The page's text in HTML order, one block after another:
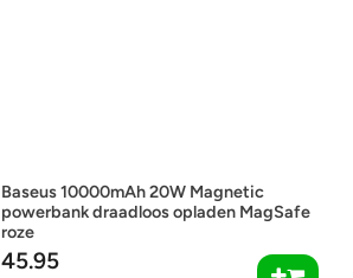
Baseus 10000mAh 20W Magnetic
powerbank draadloos opladen MagSafe
roze
45.95